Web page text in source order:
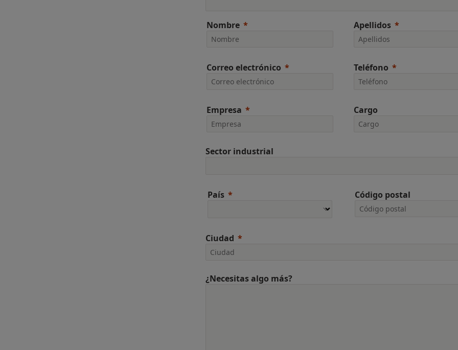
Nombre Apellidos
Correo electrónico Teléfono
Empresa Cargo
Sector industrial
País Código postal
Ciudad
¿Necesitas algo más?